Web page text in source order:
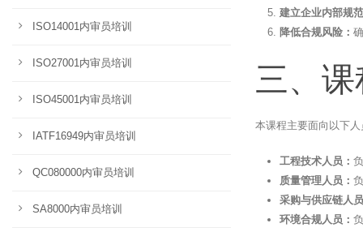
建立企业内部规
降低合规风险：
三、
本课程主要面向以下人
工程技术人员：
质量管理人员：
采购与供应链人
环境合规人员：
ISO14001内审员培训
ISO27001内审员培训
ISO45001内审员培训
IATF16949内审员培训
QC080000内审员培训
SA8000内审员培训